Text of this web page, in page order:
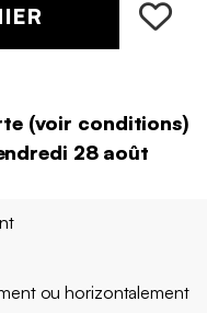
(voir conditions)
28 août
ou horizontalement